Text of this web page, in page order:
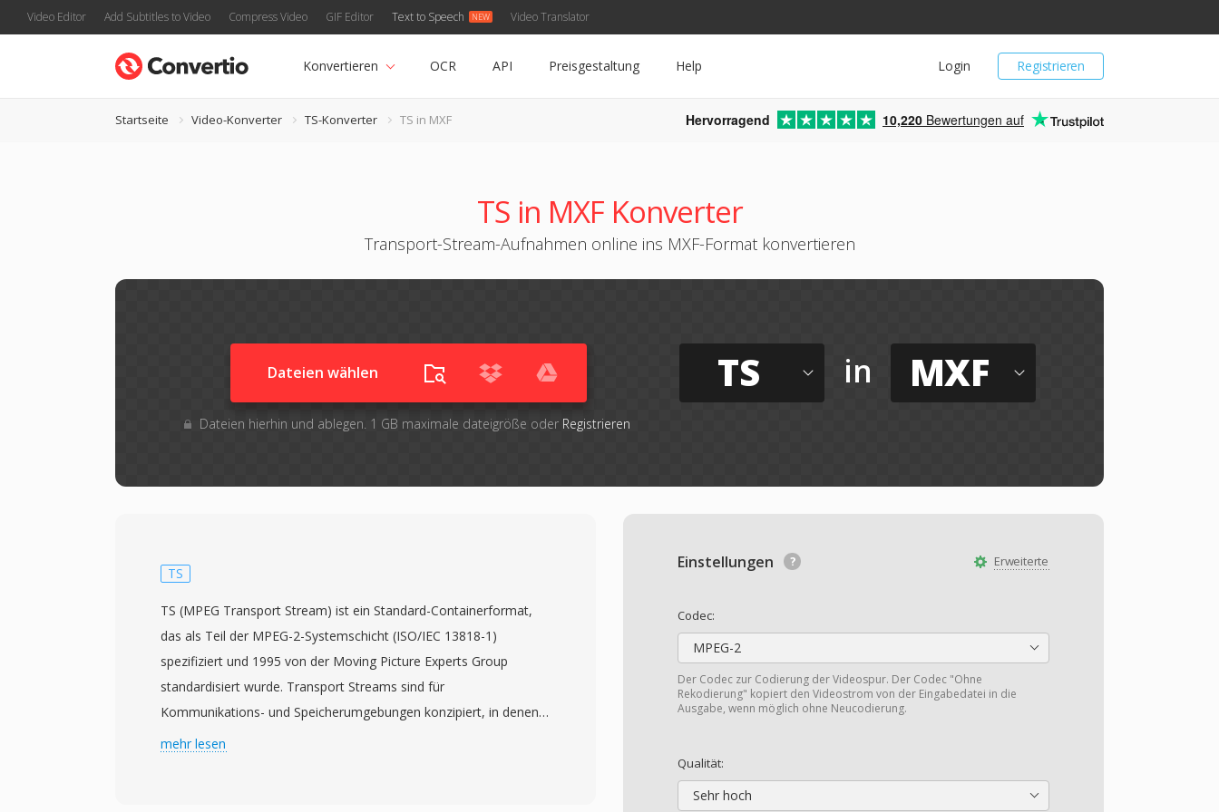
Video Editor Add Subtitles to Video Compress Video GIF Editor Text to Speech Video Translator
Registrieren
Login
Konvertieren OCR API Preisgestaltung Help
Startseite Video-Konverter TS-Konverter TS in MXF Hervorragend 10,220 Bewertungen auf
TS in MXF Konverter
Transport-Stream-Aufnahmen online ins MXF-Format konvertieren
Dateien wählen
Dateien hierhin und ablegen. 1 GB maximale dateigröße oder Registrieren
TS in MXF
Erweiterte
Einstellungen
Codec:
MPEG-2
Der Codec zur Codierung der Videospur. Der Codec "Ohne
Rekodierung" kopiert den Videostrom von der Eingabedatei in die
Ausgabe, wenn möglich ohne Neucodierung.
Qualität:
Sehr hoch
TS
TS (MPEG Transport Stream) ist ein Standard-Containerformat,
das als Teil der MPEG-2-Systemschicht (ISO/IEC 13818-1)
spezifiziert und 1995 von der Moving Picture Experts Group
standardisiert wurde. Transport Streams sind für
Kommunikations- und Speicherumgebungen konzipiert, in denen
Datenverlust oder -beschädigung möglich ist — etwa
mehr lesen